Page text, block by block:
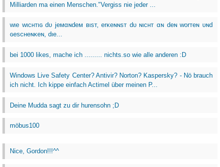
Milliarden ma einen Menschen."Vergiss nie jeder ...
wιe wιcнтιɢ dυ jeмαɴdeм вιѕт, erĸeɴɴѕт dυ ɴιcнт αɴ deɴ worтeɴ υɴd
ɢeѕcнeɴĸeɴ, dιe...
bei 1000 likes, mache ich ......... nichts.so wie alle anderen :D
Windows Live Safety Center? Antivir? Norton? Kaspersky? - Nö brauch
ich nicht. Ich kippe einfach Actimel über meinen P...
Deine Mudda sagt zu dir hurensohn ;D
möbus100
Nice, Gordon!!!^^